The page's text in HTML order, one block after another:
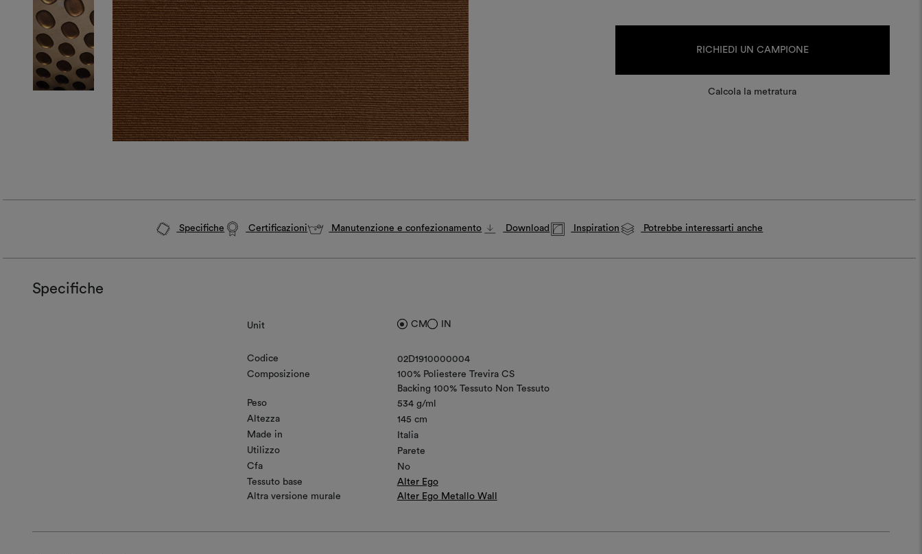
RICHIEDI UN CAMPIONE
Calcola la metratura
Specifiche Certificazioni Manutenzione e confezionamento Download Inspiration Potrebbe interessarti anche
Specifiche
Unit CM IN
Codice
02D1910000004
Composizione
100% Poliestere Trevira CS
Backing 100% Tessuto Non Tessuto
Peso
534 g/ml
Altezza
145 cm
Made in
Italia
Utilizzo
Parete
Cfa
No
Tessuto base
Alter Ego
Altra versione murale
Alter Ego Metallo Wall